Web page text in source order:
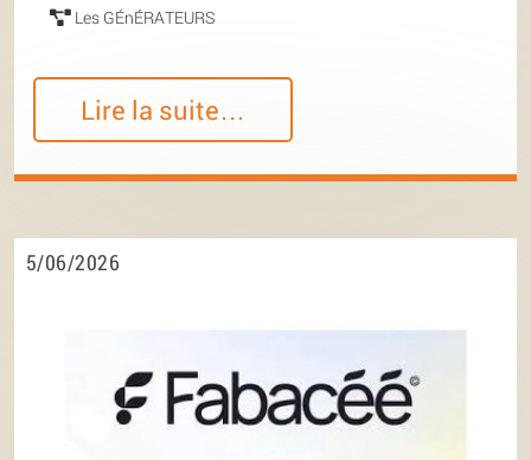
Les GÉnÉRATEURS
Lire la suite…
5/06/2026